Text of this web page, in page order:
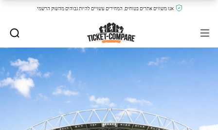
אנו משווים אתרים בטוחים, המחירים עשויים להיות גבוהים מהשוק הרשמי.